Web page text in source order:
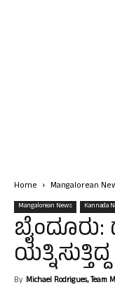
Home Mangalorean
Mangalorean News Kannada
By Michael Rodrigues, Team